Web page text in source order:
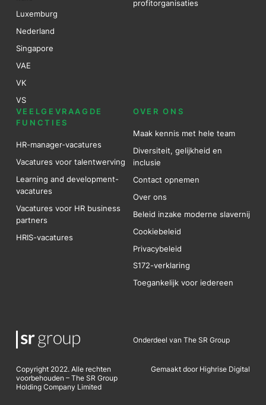
Luxemburg
Nederland
Singapore
VAE
VK
VS
profitorganisaties
VEELGEVRAAGDE
FUNCTIES
HR-manager-vacatures
Vacatures voor talentwerving
Learning and development-
vacatures
Vacatures voor HR business
partners
HRIS-vacatures
OVER ONS
Maak kennis met hele team
Diversiteit, gelijkheid en
inclusie
Contact opnemen
Over ons
Beleid inzake moderne slavernij
Cookiebeleid
Privacybeleid
S172-verklaring
Toegankelijk voor iedereen
Onderdeel van The SR Group
Copyright 2022. Alle rechten
voorbehouden – The SR Group
Holding Company Limited
Gemaakt door Highrise Digital